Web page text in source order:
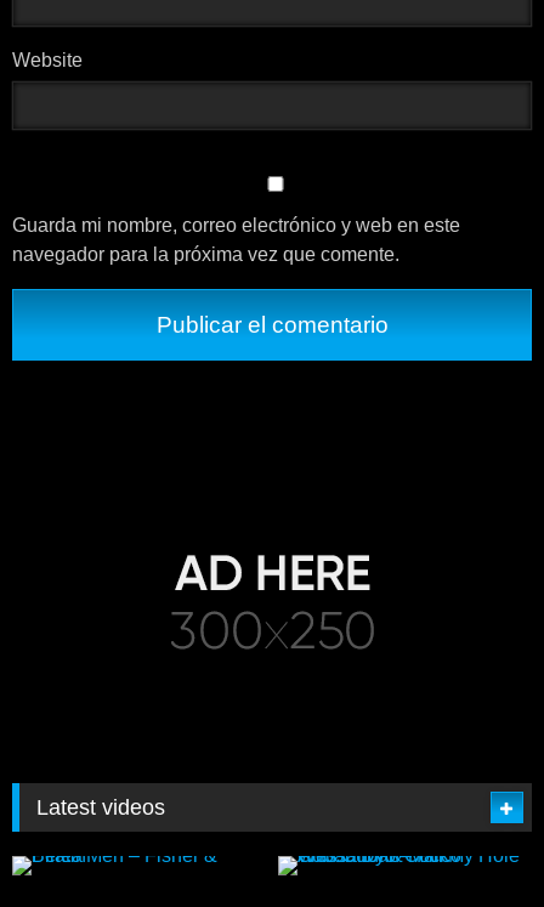
Website
Guarda mi nombre, correo electrónico y web en este
navegador para la próxima vez que comente.
Latest videos